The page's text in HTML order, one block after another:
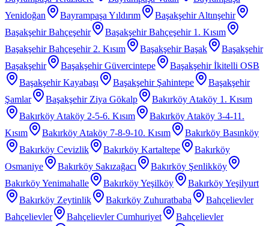
Yenidoğan
Bayrampaşa Yıldırım
Başakşehir Altınşehir
Başakşehir Bahçeşehir
Başakşehir Bahçeşehir 1. Kısım
Başakşehir Bahçeşehir 2. Kısım
Başakşehir Başak
Başakşehir
Başakşehir
Başakşehir Güvercintepe
Başakşehir İkitelli OSB
Başakşehir Kayabaşı
Başakşehir Şahintepe
Başakşehir
Şamlar
Başakşehir Ziya Gökalp
Bakırköy Ataköy 1. Kısım
Bakırköy Ataköy 2-5-6. Kısım
Bakırköy Ataköy 3-4-11.
Kısım
Bakırköy Ataköy 7-8-9-10. Kısım
Bakırköy Basınköy
Bakırköy Cevizlik
Bakırköy Kartaltepe
Bakırköy
Osmaniye
Bakırköy Sakızağacı
Bakırköy Şenlikköy
Bakırköy Yenimahalle
Bakırköy Yeşilköy
Bakırköy Yeşilyurt
Bakırköy Zeytinlik
Bakırköy Zuhuratbaba
Bahçelievler
Bahçelievler
Bahçelievler Cumhuriyet
Bahçelievler